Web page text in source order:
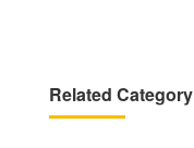
Related Category